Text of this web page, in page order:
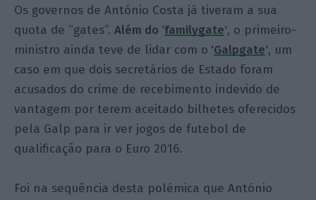
Os governos de António Costa já tiveram a sua
quota de “gates”.Além do ‘familygate‘, o primeiro-
ministro ainda teve de lidar com o ‘Galpgate‘, um
caso em que dois secretários de Estado foram
acusados do crime de recebimento indevido de
vantagem por terem aceitado bilhetes oferecidos
pela Galp para ir ver jogos de futebol de
qualificação para o Euro 2016.
Foi na sequência desta polémica que António